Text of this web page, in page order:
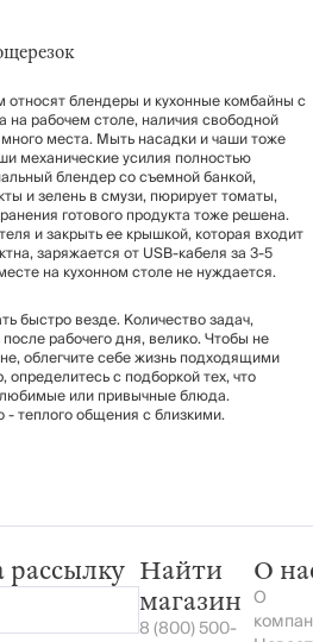
относят блендеры и кухонные комбайны с
рабочем столе, наличия свободной
места. Мыть насадки и чаши тоже
механические усилия полностью
блендер со съемной банкой,
и зелень в смузи, пюрирует томаты,
готового продукта тоже решена.
и закрыть ее крышкой, которая входит
заряжается от USB-кабеля за 3-5
на кухонном столе не нуждается.
быстро везде. Количество задач,
рабочего дня, велико. Чтобы не
облегчите себе жизнь подходящими
с подборкой тех, что
любимые или привычные блюда.
- теплого общения с близкими.
Найти
магазин
8 (800) 500-
О
О